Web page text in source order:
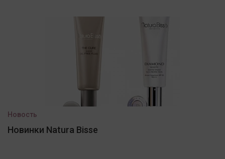
Новость
Новинки Natura Bisse